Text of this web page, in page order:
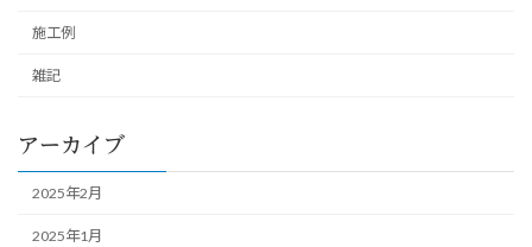
施工例
雑記
アーカイブ
2025年2月
2025年1月